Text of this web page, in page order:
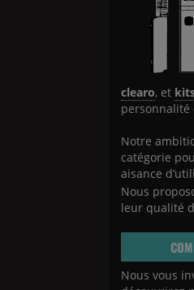
clearo, et
personnalité
Notre
catégorie
aisance
Nous
leur qualité
Nous vous